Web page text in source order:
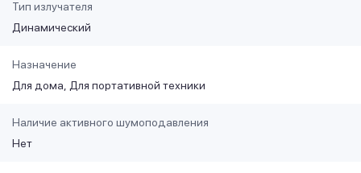
Тип излучателя
Динамический
Назначение
Для дома Для портативной техники
Наличие активного шумоподавления
Нет